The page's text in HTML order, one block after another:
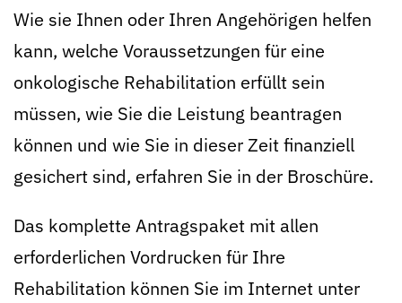
Wie sie Ihnen oder Ihren Angehörigen helfen
kann, welche Voraussetzungen für eine
onkologische Rehabilitation erfüllt sein
müssen, wie Sie die Leistung beantragen
können und wie Sie in dieser Zeit finanziell
gesichert sind, erfahren Sie in der Broschüre.
Das komplette Antragspaket mit allen
erforderlichen Vordrucken für Ihre
Rehabilitation können Sie im Internet unter